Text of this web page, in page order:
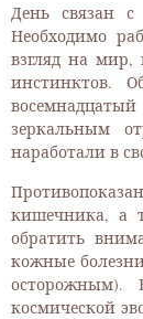
День связан
Необходимо
взгляд на мир,
инстинктов.
зеркальным
наработали в
кишечника, а
обратить
кожные
осторожным).
космической